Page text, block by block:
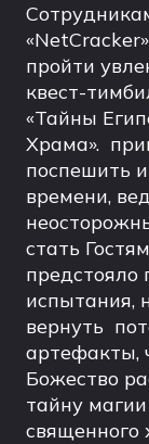
пройти
квест-
«Тайны
Храма».
поспешить
времени,
стать Гостям
предстояло
испытания,
вернуть
артефакты,
Божество
тайну магии
священного